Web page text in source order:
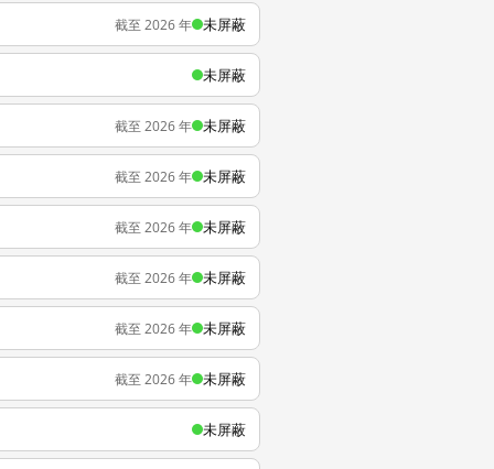
截至 2026 年 未屏蔽
未屏蔽
截至 2026 年 未屏蔽
截至 2026 年 未屏蔽
截至 2026 年 未屏蔽
截至 2026 年 未屏蔽
截至 2026 年 未屏蔽
截至 2026 年 未屏蔽
未屏蔽